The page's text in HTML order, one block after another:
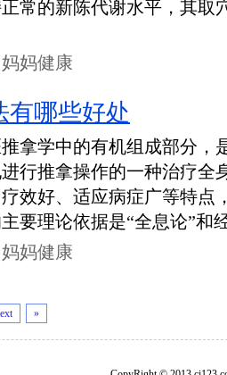
常的新陈代谢水平，其取
妈妈健康
有哪些好处
拿学中的有机组成部分，
行推拿操作的一种治疗全
效好、适应病症广等特点
要理论依据是“全息论”和
妈妈健康
»